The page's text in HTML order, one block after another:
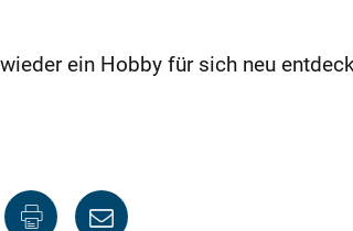
ein Hobby für sich neu